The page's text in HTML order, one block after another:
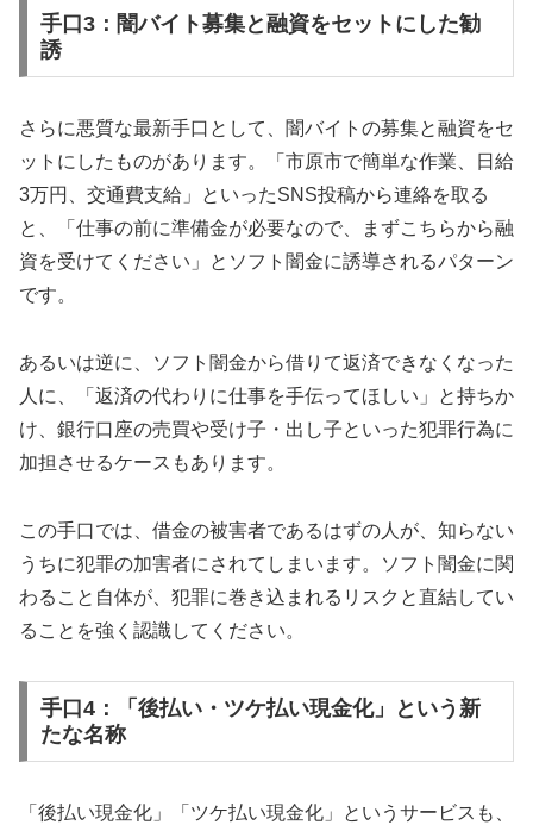
手口3：闇バイト募集と融資をセットにした勧
誘
さらに悪質な最新手口として、闇バイトの募集と融資をセ
ットにしたものがあります。「市原市で簡単な作業、日給
3万円、交通費支給」といったSNS投稿から連絡を取る
と、「仕事の前に準備金が必要なので、まずこちらから融
資を受けてください」とソフト闇金に誘導されるパターン
です。
あるいは逆に、ソフト闇金から借りて返済できなくなった
人に、「返済の代わりに仕事を手伝ってほしい」と持ちか
け、銀行口座の売買や受け子・出し子といった犯罪行為に
加担させるケースもあります。
この手口では、借金の被害者であるはずの人が、知らない
うちに犯罪の加害者にされてしまいます。ソフト闇金に関
わること自体が、犯罪に巻き込まれるリスクと直結してい
ることを強く認識してください。
手口4：「後払い・ツケ払い現金化」という新
たな名称
「後払い現金化」「ツケ払い現金化」というサービスも、